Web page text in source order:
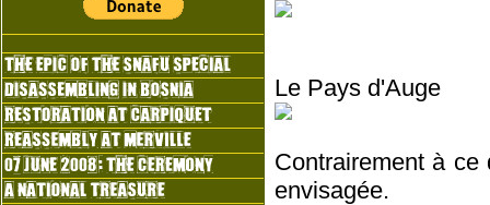
Le Pays d'Auge
Contrairement à
envisagée.